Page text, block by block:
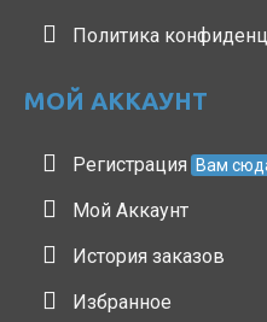
Политика
МОЙ АККАУНТ
Регистрация Вам
Мой Аккаунт
История заказов
Избранное